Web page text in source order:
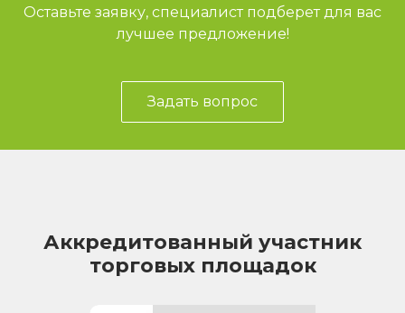
Оставьте заявку, специалист подберет для вас
лучшее предложение!
Задать вопрос
Аккредитованный участник
торговых площадок